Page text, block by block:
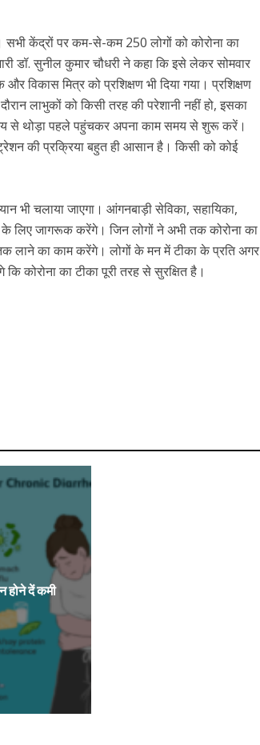
केंद्रों पर कम-से-कम 250 लोगों को कोरोना का
डॉ. सुनील कुमार चौधरी ने कहा कि इसे लेकर सोमवार
विकास मित्र को प्रशिक्षण भी दिया गया। प्रशिक्षण
लाभुकों को किसी तरह की परेशानी नहीं हो, इसका
से थोड़ा पहले पहुंचकर अपना काम समय से शुरू करें।
की प्रक्रिया बहुत ही आसान है। किसी को कोई
भी चलाया जाएगा। आंगनबाड़ी सेविका, सहायिका,
के लिए जागरूक करेंगे। जिन लोगों ने अभी तक कोरोना का
लाने का काम करेंगे। लोगों के मन में टीका के प्रति अगर
कोरोना का टीका पूरी तरह से सुरक्षित है।
होने दें कमी